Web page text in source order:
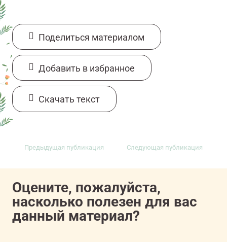
Поделиться материалом
Добавить в избранное
Cкачать текст
Предыдущая публикация Следующая публикация
Оцените, пожалуйста,
насколько полезен для вас
данный материал?